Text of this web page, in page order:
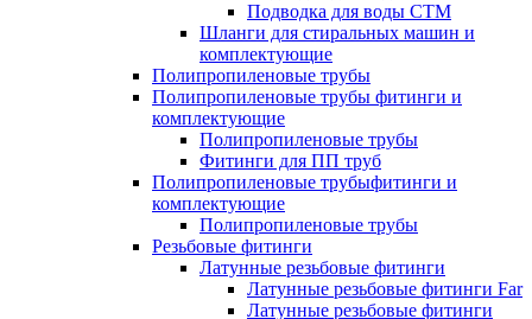
Подводка для воды СТМ
Шланги для стиральных машин и
комплектующие
Полипропиленовые трубы
Полипропиленовые трубы фитинги и
комплектующие
Полипропиленовые трубы
Фитинги для ПП труб
Полипропиленовые трубыфитинги и
комплектующие
Полипропиленовые трубы
Резьбовые фитинги
Латунные резьбовые фитинги
Латунные резьбовые фитинги Far
Латунные резьбовые фитинги